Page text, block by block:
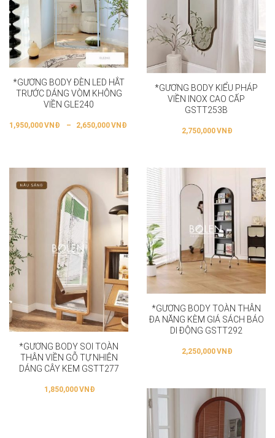
*GƯƠNG BODY ĐÈN LED HẮT
TRƯỚC DÁNG VÒM KHÔNG
VIỀN GLE240
1,950,000VNĐ – 2,650,000VNĐ
*GƯƠNG BODY KIỂU PHÁP
VIỀN INOX CAO CẤP
GSTT253B
2,750,000VNĐ
*GƯƠNG BODY SOI TOÀN
THÂN VIỀN GỖ TỰ NHIÊN
DÁNG CÂY KEM GSTT277
1,850,000VNĐ
*GƯƠNG BODY TOÀN THÂN
ĐA NĂNG KÈM GIÁ SÁCH BÁO
DI ĐỘNG GSTT292
2,250,000VNĐ